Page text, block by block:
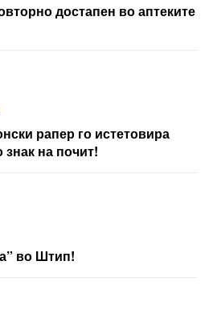
достапен во аптеките
рапер го истетовира
на почит!
во Штип!